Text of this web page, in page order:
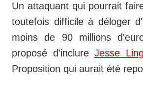
Un attaquant qui pourrait
toutefois difficile à déloger d'
moins de 90 millions
proposé d'inclureJesse
Proposition qui aurait été